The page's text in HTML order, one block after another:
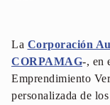
La Corporación
CORPAMAG-, en
Emprendimiento
personalizada de